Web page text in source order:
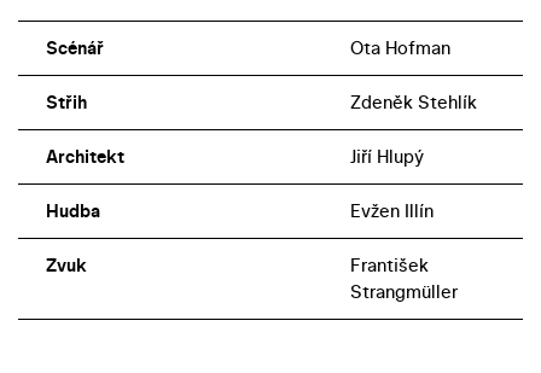
Scénář Ota Hofman
Střih Zdeněk Stehlík
Architekt Jiří Hlupý
Hudba Evžen Illín
Zvuk
František
Strangmüller